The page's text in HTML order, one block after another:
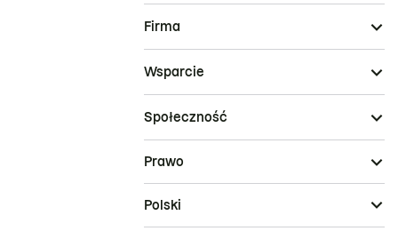
Firma
Wsparcie
Społeczność
Prawo
Polski